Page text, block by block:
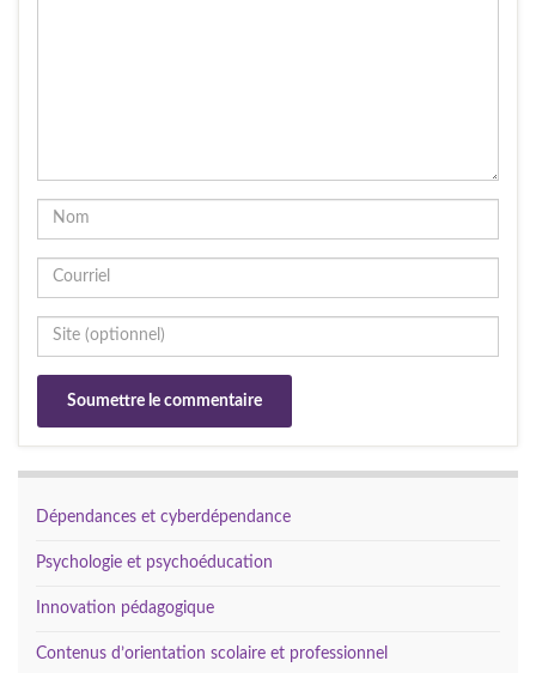
Dépendances et cyberdépendance
Psychologie et psychoéducation
Innovation pédagogique
Contenus d’orientation scolaire et professionnel